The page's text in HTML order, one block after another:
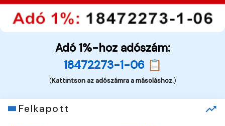
Adó 1%-hoz adószám:
18472273-1-06 📋
(Kattintson az adószámra a másoláshoz.)
Felkapott